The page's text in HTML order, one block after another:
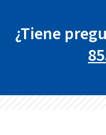
¿Tiene